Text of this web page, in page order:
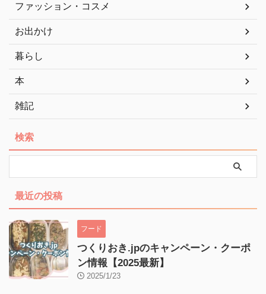
ファッション・コスメ
お出かけ
暮らし
本
雑記
検索
最近の投稿
フード
つくりおき.jpのキャンペーン・クーポ
ン情報【2025最新】
2025/1/23